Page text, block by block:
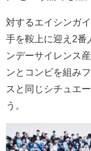
対するエイシンガ
手を鞍上に迎え2番
ンデーサイレンス
ンとコンビを組み
スと同じシチュエ
う。